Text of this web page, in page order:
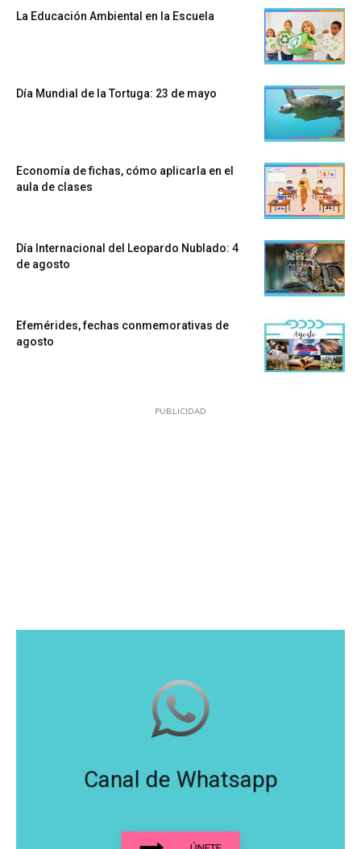
La Educación Ambiental en la Escuela
Día Mundial de la Tortuga: 23 de mayo
Economía de fichas, cómo aplicarla en el
aula de clases
Día Internacional del Leopardo Nublado: 4
de agosto
Efemérides, fechas conmemorativas de
agosto
PUBLICIDAD
Canal de Whatsapp